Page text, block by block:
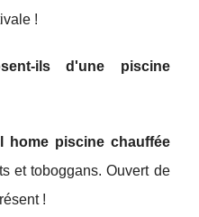
!
ils d'une piscine
home piscine chauffée
et toboggans. Ouvert de
!